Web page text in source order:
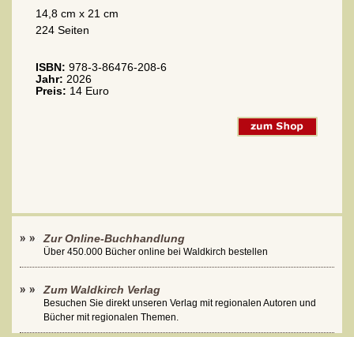
14,8 cm x 21 cm
224 Seiten
ISBN: 978-3-86476-208-6
Jahr: 2026
Preis: 14 Euro
Zur Online-Buchhandlung
Über 450.000 Bücher online bei Waldkirch bestellen
Zum Waldkirch Verlag
Besuchen Sie direkt unseren Verlag mit regionalen Autoren und
Bücher mit regionalen Themen.